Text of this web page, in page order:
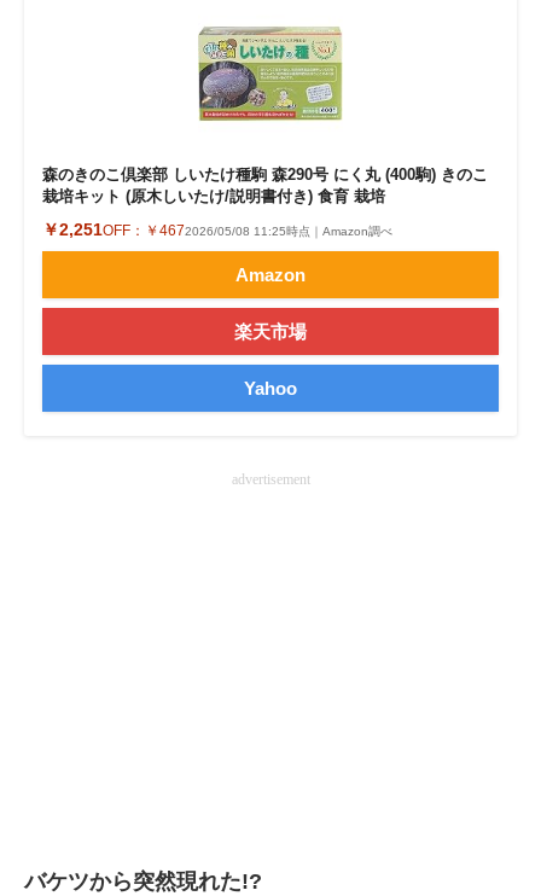
ビジネスと働き方のヒント
AI活用のいまが分かる
企業ITのトレンドを詳説
経営リーダーのコミュニティ
マーケ×ITの今がよく分かる
ITエンジニア向け専門サイト
企業向けIT製品の総合サイト
製造業のIT導入・活用を支援
森のきのこ倶楽部 しいたけ種駒 森290号 にく丸 (400駒) きのこ
栽培キット (原木しいたけ/説明書付き) 食育 栽培
￥2,251OFF： ￥4672026/05/08 11:25時点｜Amazon調べ
Amazon
楽天市場
Yahoo
advertisement
バケツから突然現れた!?